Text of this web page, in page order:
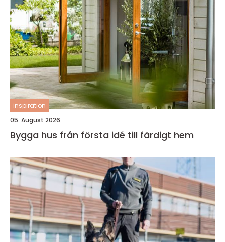
inspiration
05. August 2026
Bygga hus från första idé till färdigt hem